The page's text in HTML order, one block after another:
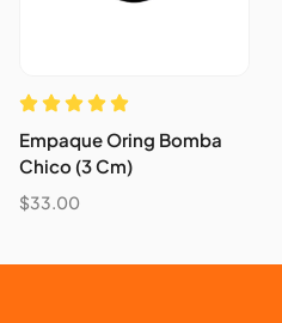
Empaque Oring Bomba
Chico (3 Cm)
$33.00